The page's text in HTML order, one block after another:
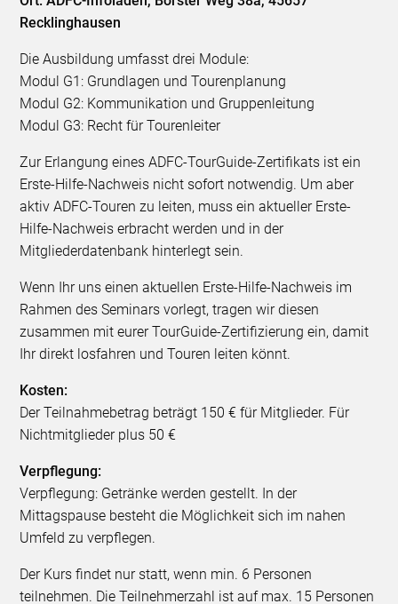
Recklinghausen
Die Ausbildung umfasst drei Module:
Modul G1: Grundlagen und Tourenplanung
Modul G2: Kommunikation und Gruppenleitung
Modul G3: Recht für Tourenleiter
Zur Erlangung eines ADFC-TourGuide-Zertifikats ist ein
Erste-Hilfe-Nachweis nicht sofort notwendig. Um aber
aktiv ADFC-Touren zu leiten, muss ein aktueller Erste-
Hilfe-Nachweis erbracht werden und in der
Mitgliederdatenbank hinterlegt sein.
Wenn Ihr uns einen aktuellen Erste-Hilfe-Nachweis im
Rahmen des Seminars vorlegt, tragen wir diesen
zusammen mit eurer TourGuide-Zertifizierung ein, damit
Ihr direkt losfahren und Touren leiten könnt.
Kosten:
Der Teilnahmebetrag beträgt 150 € für Mitglieder. Für
Nichtmitglieder plus 50 €
Verpflegung:
Verpflegung: Getränke werden gestellt. In der
Mittagspause besteht die Möglichkeit sich im nahen
Umfeld zu verpflegen.
Der Kurs findet nur statt, wenn min. 6 Personen
teilnehmen. Die Teilnehmerzahl ist auf max. 15 Personen